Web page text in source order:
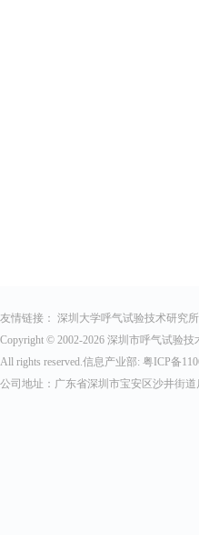
友情链接： 深圳大学呼气试验技术研究所
Copyright © 2002-2026 深圳市呼气试验
All rights reserved.信息产业部: 粤ICP备
公司地址：广东省深圳市宝安区沙井街